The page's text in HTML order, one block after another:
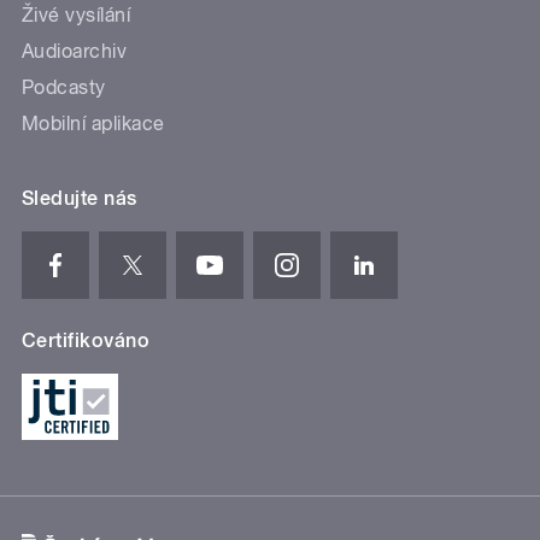
Živé vysílání
Audioarchiv
Podcasty
Mobilní aplikace
Sledujte nás
Certifikováno